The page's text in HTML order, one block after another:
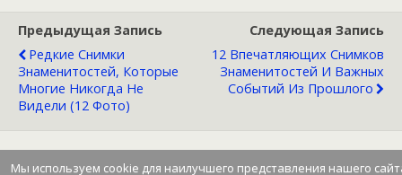
Предыдущая Запись
Редкие Снимки
Знаменитостей, Которые
Многие Никогда Не
Видели (12 Фото)
Следующая Запись
12 Впечатляющих Снимков
Знаменитостей И Важных
Событий Из Прошлого
Мы используем cookie для наилучшего представления нашего